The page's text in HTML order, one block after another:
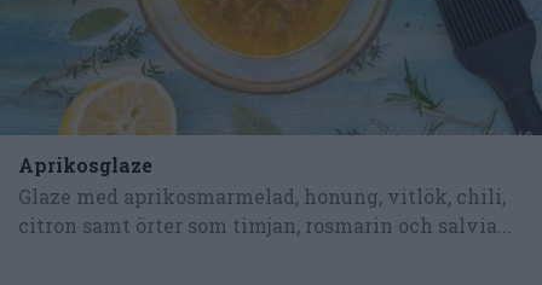
Aprikosglaze
Glaze med aprikosmarmelad, honung, vitlök, chili,
citron samt örter som timjan, rosmarin och salvia...